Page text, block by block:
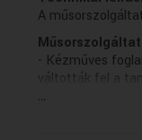
A
- Kézműves
váltották fel a
hetekben a
adásában egy
...